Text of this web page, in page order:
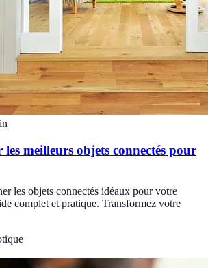
meilleurs objets connectés pour
les objets connectés idéaux pour votre
complet et pratique. Transformez votre